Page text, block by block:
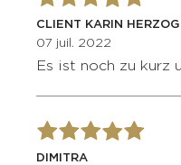
CLIENT KARIN HERZOG
07 juil. 2022
Es ist noch zu kurz
DIMITRA